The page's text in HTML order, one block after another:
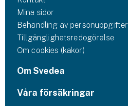
Mina sidor
Behandling av personuppgifter
Tillgänglighetsredogörelse
Om cookies (kakor)
Om Svedea
Våra försäkringar